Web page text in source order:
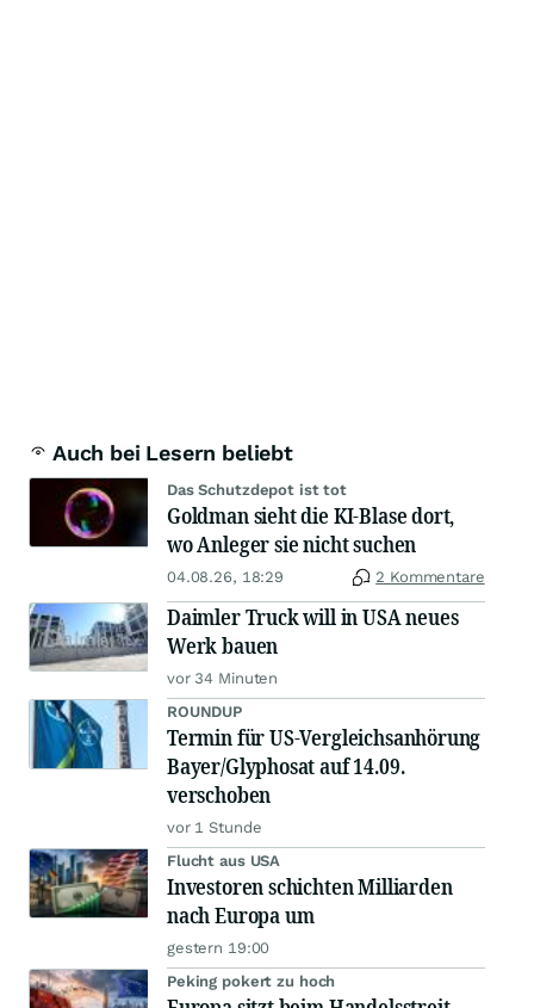
Auch bei Lesern beliebt
Das Schutzdepot ist tot
Goldman sieht die KI-Blase dort,
wo Anleger sie nicht suchen
04.08.26, 18:29 2 Kommentare
Daimler Truck will in USA neues
Werk bauen
vor 34 Minuten
ROUNDUP
Termin für US-Vergleichsanhörung
Bayer/Glyphosat auf 14.09.
verschoben
vor 1 Stunde
Flucht aus USA
Investoren schichten Milliarden
nach Europa um
gestern 19:00
Peking pokert zu hoch